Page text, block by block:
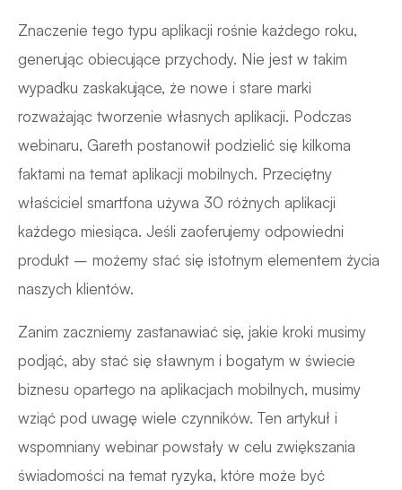
Znaczenie tego typu aplikacji rośnie każdego roku,
generując obiecujące przychody. Nie jest w takim
wypadku zaskakujące, że nowe i stare marki
rozważając tworzenie własnych aplikacji. Podczas
webinaru, Gareth postanowił podzielić się kilkoma
faktami na temat aplikacji mobilnych. Przeciętny
właściciel smartfona używa 30 różnych aplikacji
każdego miesiąca. Jeśli zaoferujemy odpowiedni
produkt – możemy stać się istotnym elementem życia
naszych klientów.
Zanim zaczniemy zastanawiać się, jakie kroki musimy
podjąć, aby stać się sławnym i bogatym w świecie
biznesu opartego na aplikacjach mobilnych, musimy
wziąć pod uwagę wiele czynników. Ten artykuł i
wspomniany webinar powstały w celu zwiększania
świadomości na temat ryzyka, które może być